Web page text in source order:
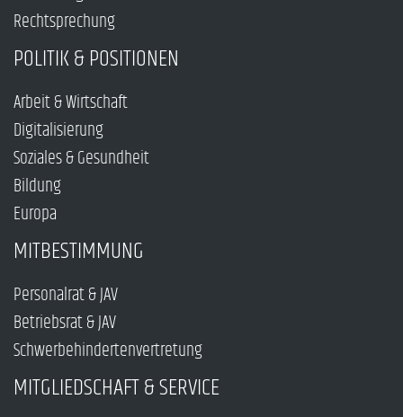
Rechtsprechung
POLITIK & POSITIONEN
Arbeit & Wirtschaft
Digitalisierung
Soziales & Gesundheit
Bildung
Europa
MITBESTIMMUNG
Personalrat & JAV
Betriebsrat & JAV
Schwerbehindertenvertretung
MITGLIEDSCHAFT & SERVICE